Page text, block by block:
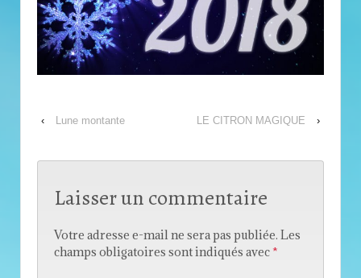
‹ Lune montante LE CITRON MAGIQUE ›
Laisser un commentaire
Votre adresse e-mail ne sera pas publiée. Les
champs obligatoires sont indiqués avec *